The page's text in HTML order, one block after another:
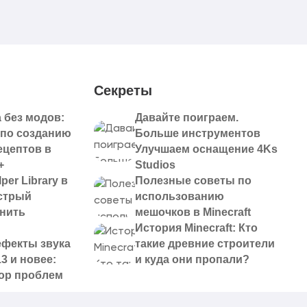
без модов:
созданию
в
Library в
звука
и новее:
проблем
Секреты
Давайте поиграем.
Больше инструментов
Улучшаем оснащение 4Ks
Studios
Полезные советы по
использованию
мешочков в Minecraft
История Minecraft: Кто
такие древние строители
и куда они пропали?